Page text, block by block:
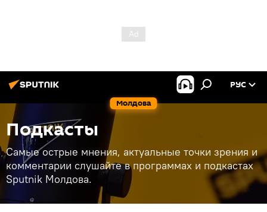
Молдова
РУС
Подкасты
Самые острые мнения, актуальные точки зрения и
комментарии слушайте в программах и подкастах
Sputnik Молдова.